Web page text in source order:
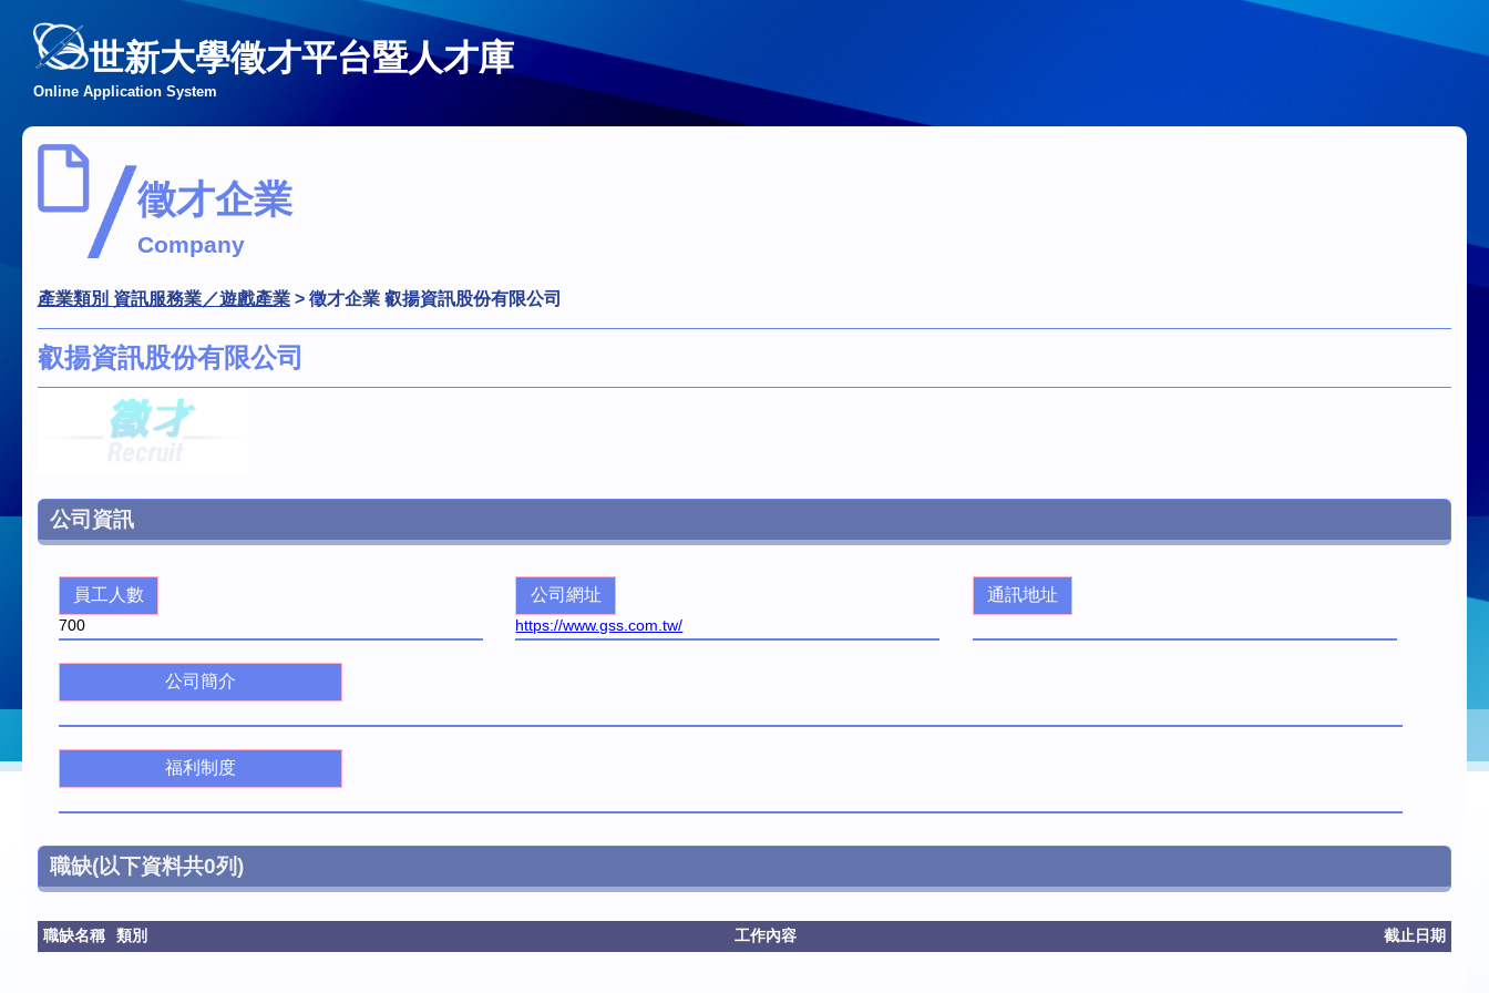
世新大學徵才平台暨人才庫
Online Application System
徵才企業
Company
產業類別 資訊服務業／遊戲產業> 徵才企業 叡揚資訊股份有限公司
叡揚資訊股份有限公司
公司資訊
員工人數
700
公司網址
https://www.gss.com.tw/
通訊地址
公司簡介
福利制度
職缺(以下資料共0列)
職缺名稱 類別 工作內容 截止日期